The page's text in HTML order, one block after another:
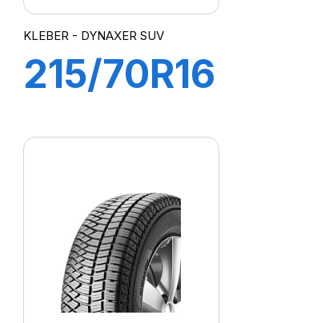
KLEBER - DYNAXER SUV
215/70R16
SUV